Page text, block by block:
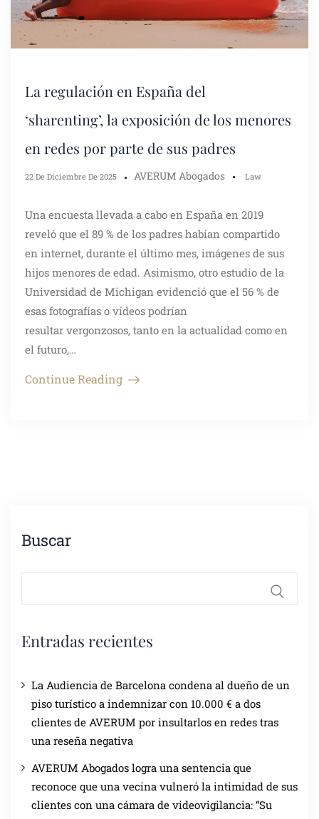
La regulación en España del
‘sharenting’, la exposición de los menores
en redes por parte de sus padres
22 De Diciembre De 2025 AVERUM Abogados Law
Una encuesta llevada a cabo en España en 2019
reveló que el 89 % de los padres habían compartido
en internet, durante el último mes, imágenes de sus
hijos menores de edad. Asimismo, otro estudio de la
Universidad de Michigan evidenció que el 56 % de
esas fotografías o vídeos podrían
resultar vergonzosos, tanto en la actualidad como en
el futuro,…
Continue Reading
Buscar
Entradas recientes
La Audiencia de Barcelona condena al dueño de un
piso turístico a indemnizar con 10.000 € a dos
clientes de AVERUM por insultarlos en redes tras
una reseña negativa
AVERUM Abogados logra una sentencia que
reconoce que una vecina vulneró la intimidad de sus
clientes con una cámara de videovigilancia: “Su